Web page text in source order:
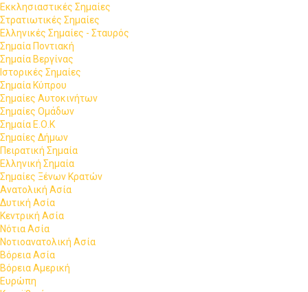
Εκκλησιαστικές Σημαίες
Στρατιωτικές Σημαίες
Ελληνικές Σημαίες - Σταυρός
Σημαία Ποντιακή
Σημαία Βεργίνας
Ιστορικές Σημαίες
Σημαία Κύπρου
Σημαίες Αυτοκινήτων
Σημαίες Ομάδων
Σημαία Ε.Ο.Κ
Σημαίες Δήμων
Πειρατική Σημαία
Ελληνική Σημαία
Σημαίες Ξένων Κρατών
Ανατολική Ασία
Δυτική Ασία
Κεντρική Ασία
Νότια Ασία
Νοτιοανατολική Ασία
Βόρεια Ασία
Βόρεια Αμερική
Ευρώπη